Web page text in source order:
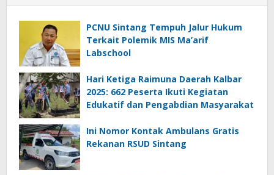
PCNU Sintang Tempuh Jalur Hukum
Terkait Polemik MIS Ma’arif
Labschool
Hari Ketiga Raimuna Daerah Kalbar
2025: 662 Peserta Ikuti Kegiatan
Edukatif dan Pengabdian Masyarakat
Ini Nomor Kontak Ambulans Gratis
Rekanan RSUD Sintang